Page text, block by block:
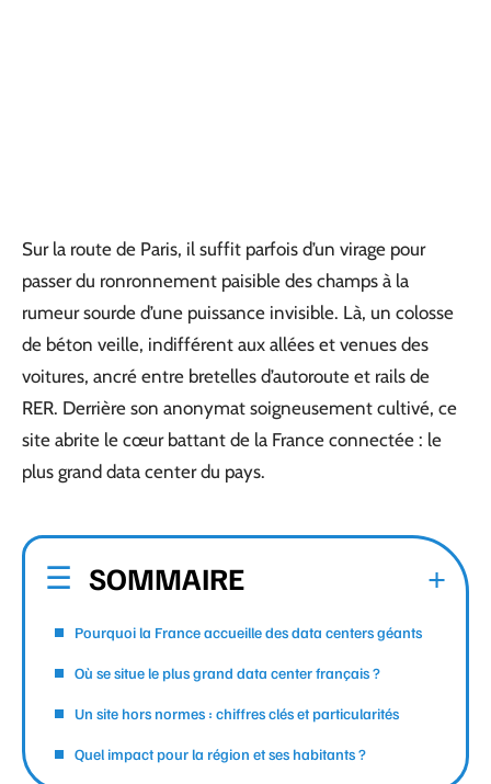
Sur la route de Paris, il suffit parfois d’un virage pour
passer du ronronnement paisible des champs à la
rumeur sourde d’une puissance invisible. Là, un colosse
de béton veille, indifférent aux allées et venues des
voitures, ancré entre bretelles d’autoroute et rails de
RER. Derrière son anonymat soigneusement cultivé, ce
site abrite le cœur battant de la France connectée : le
plus grand data center du pays.
SOMMAIRE
Pourquoi la France accueille des data centers géants
Où se situe le plus grand data center français ?
Un site hors normes : chiffres clés et particularités
Quel impact pour la région et ses habitants ?